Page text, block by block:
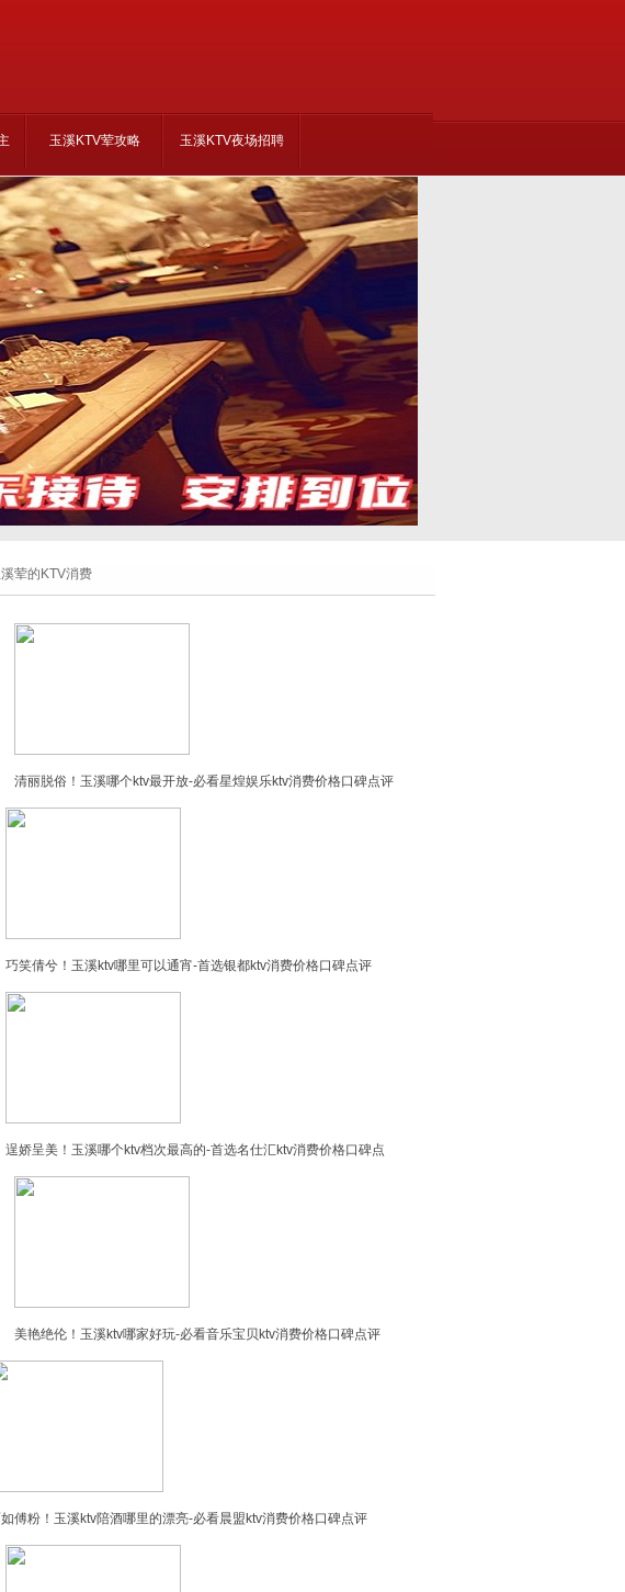
玉溪KTV荤攻略 玉溪KTV夜场招聘
清丽脱俗！玉溪哪个ktv最开放-必看星煌娱乐ktv消费价格口碑点评
巧笑倩兮！玉溪ktv哪里可以通宵-首选银都ktv消费价格口碑点评
逞娇呈美！玉溪哪个ktv档次最高的-首选名仕汇ktv消费价格口碑点
美艳绝伦！玉溪ktv哪家好玩-必看音乐宝贝ktv消费价格口碑点评
傅粉！玉溪ktv陪酒哪里的漂亮-必看晨盟ktv消费价格口碑点评
荤的KTV消费